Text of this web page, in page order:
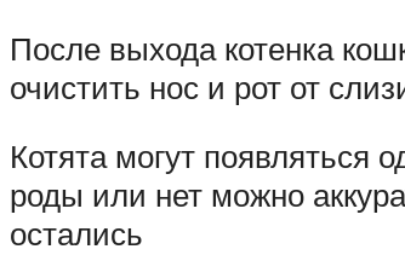
После выхода котенка
очистить нос и рот от
Котята могут появляться
роды или нет можно
остались